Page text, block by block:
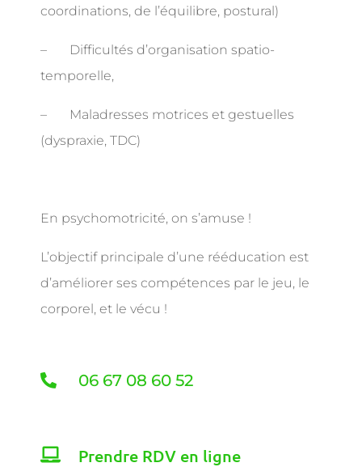
coordinations, de l’équilibre, postural)
–
Difficultés d’organisation spatio-
temporelle,
–
Maladresses motrices et gestuelles
(dyspraxie, TDC)
En psychomotricité, on s’amuse !
L’objectif principale d’une rééducation est
d’améliorer ses compétences par le jeu, le
corporel, et le vécu !
 06 67 08 60 52
 Prendre RDV en ligne